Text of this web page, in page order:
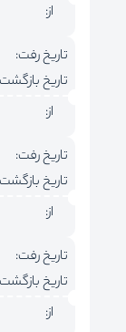
از:
تاریخ رفت:
تاریخ
از:
تاریخ رفت:
تاریخ
از:
تاریخ رفت:
تاریخ
از: